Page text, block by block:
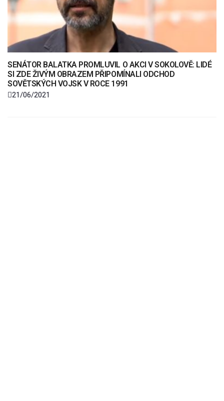
SENÁTOR BALATKA PROMLUVIL O AKCI V SOKOLOVĚ: LIDÉ
SI ZDE ŽIVÝM OBRAZEM PŘIPOMÍNALI ODCHOD
SOVĚTSKÝCH VOJSK V ROCE 1991
21/06/2021